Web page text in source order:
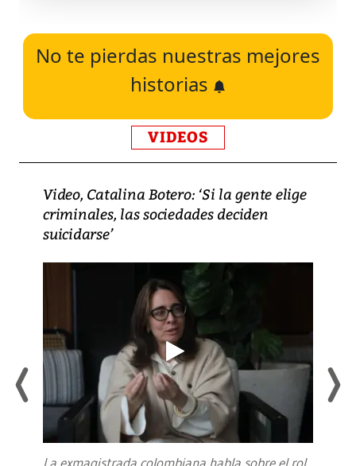
No te pierdas nuestras mejores
historias
VIDEOS
Video, Catalina Botero: ‘Si la gente elige
criminales, las sociedades deciden
suicidarse’
La exmagistrada colombiana habla sobre el rol